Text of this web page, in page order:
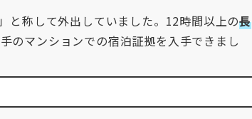
と称して外出していました。12時間以上の長
のマンションでの宿泊証拠を入手できまし